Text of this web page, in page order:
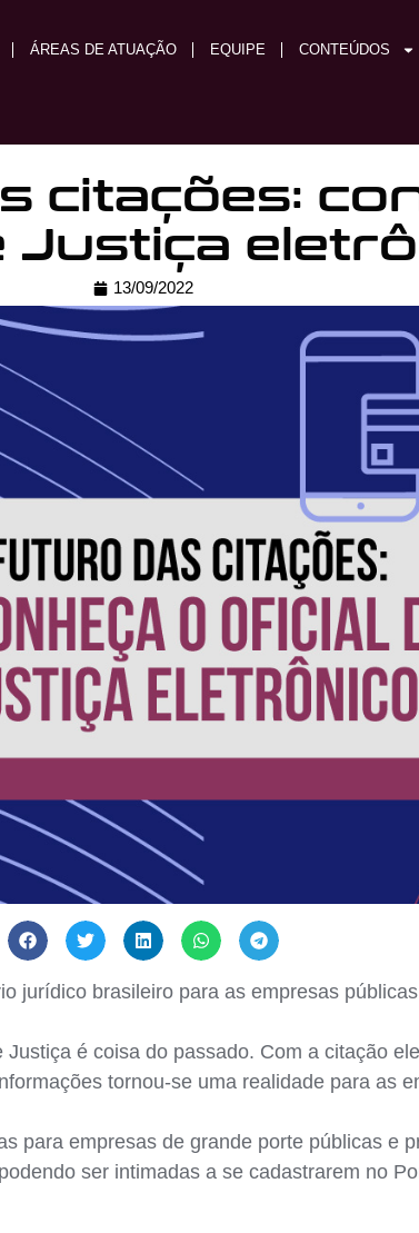
ÁREAS DE ATUAÇÃO EQUIPE CONTEÚDOS
citações:
Justiça
13/09/2022
jurídico brasileiro para as empresas
é coisa do passado. Com a citação
tornou-se uma realidade para as
para empresas de grande porte públicas e
ser intimadas a se cadastrarem no